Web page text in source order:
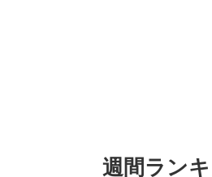
週間ラン